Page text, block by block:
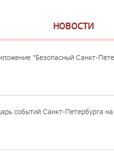
НОВОСТИ
"Безопасный Санкт-
событий Санкт-Петербурга